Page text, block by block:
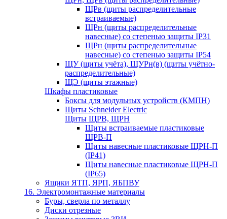
ЩРв (щиты распределительные
встраиваемые)
ЩРн (щиты распределительные
навесные) со степенью защиты IP31
ЩРн (щиты распределительные
навесные) со степенью защиты IP54
ЩУ (щиты учёта), ЩУРн(в) (щиты учётно-
распределительные)
ЩЭ (щиты этажные)
Шкафы пластиковые
Боксы для модульных устройств (КМПН)
Щиты Schneider Electric
Щиты ЩРВ, ЩРН
Щиты встраиваемые пластиковые
ЩРВ-П
Щиты навесные пластиковые ЩРН-П
(IP41)
Щиты навесные пластиковые ЩРН-П
(IP65)
Ящики ЯТП, ЯРП, ЯБПВУ
16. Электромонтажные материалы
Буры, сверла по металлу
Диски отрезные